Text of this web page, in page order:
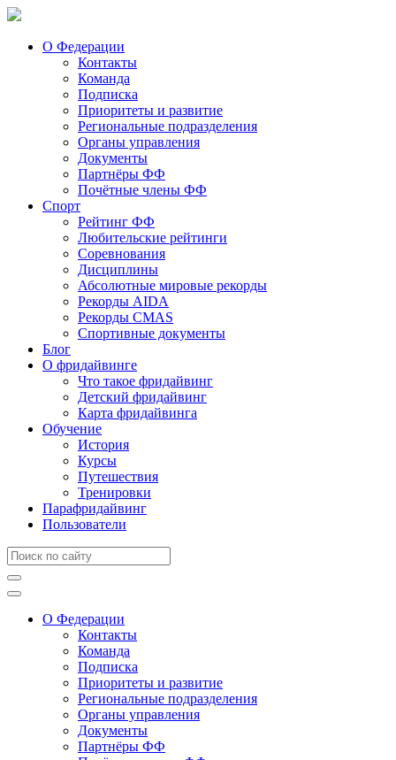
О Федерации
Контакты
Команда
Подписка
Приоритеты и развитие
Региональные подразделения
Органы управления
Документы
Партнёры ФФ
Почётные члены ФФ
Спорт
Рейтинг ФФ
Любительские рейтинги
Соревнования
Дисциплины
Абсолютные мировые рекорды
Рекорды AIDA
Рекорды CMAS
Спортивные документы
Блог
О фридайвинге
Что такое фридайвинг
Детский фридайвинг
Карта фридайвинга
Обучение
История
Курсы
Путешествия
Тренировки
Парафридайвинг
Пользователи
О Федерации
Контакты
Команда
Подписка
Приоритеты и развитие
Региональные подразделения
Органы управления
Документы
Партнёры ФФ